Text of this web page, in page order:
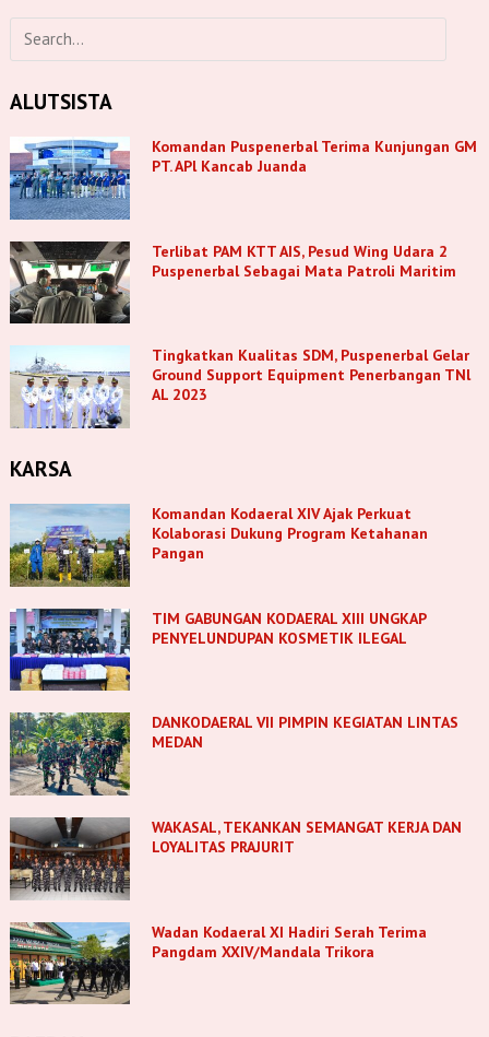
ALUTSISTA
Komandan Puspenerbal Terima Kunjungan GM
PT. APl Kancab Juanda
Terlibat PAM KTT AIS, Pesud Wing Udara 2
Puspenerbal Sebagai Mata Patroli Maritim
Tingkatkan Kualitas SDM, Puspenerbal Gelar
Ground Support Equipment Penerbangan TNl
AL 2023
KARSA
Komandan Kodaeral XIV Ajak Perkuat
Kolaborasi Dukung Program Ketahanan
Pangan
TIM GABUNGAN KODAERAL XIII UNGKAP
PENYELUNDUPAN KOSMETIK ILEGAL
DANKODAERAL VII PIMPIN KEGIATAN LINTAS
MEDAN
WAKASAL, TEKANKAN SEMANGAT KERJA DAN
LOYALITAS PRAJURIT
Wadan Kodaeral XI Hadiri Serah Terima
Pangdam XXIV/Mandala Trikora